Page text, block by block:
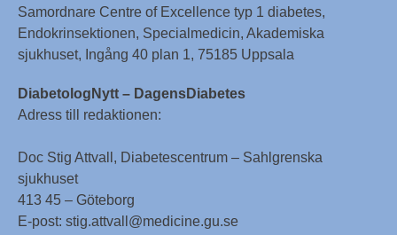
Samordnare Centre of Excellence typ 1 diabetes,
Endokrinsektionen, Specialmedicin, Akademiska
sjukhuset, Ingång 40 plan 1, 75185 Uppsala
DiabetologNytt – DagensDiabetes
Adress till redaktionen:
Doc Stig Attvall, Diabetescentrum – Sahlgrenska
sjukhuset
413 45 – Göteborg
E-post: stig.attvall@medicine.gu.se